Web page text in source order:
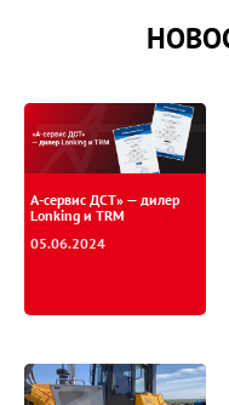
А-сервис ДСТ» — дилер
Lonking и TRM
05.06.2024